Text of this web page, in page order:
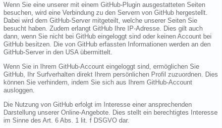
Wenn Sie eine unserer mit einem GitHub-Plugin ausgestatteten Seiten
besuchen, wird eine Verbindung zu den Servern von GitHub hergestellt.
Dabei wird dem GitHub-Server mitgeteilt, welche unserer Seiten Sie
besucht haben. Zudem erlangt GitHub Ihre IP-Adresse. Dies gilt auch
dann, wenn Sie nicht bei GitHub eingeloggt sind oder keinen Account bei
GitHub besitzen. Die von GitHub erfassten Informationen werden an den
GitHub-Server in den USA übermittelt.
Wenn Sie in Ihrem GitHub-Account eingeloggt sind, ermöglichen Sie
GitHub, Ihr Surfverhalten direkt Ihrem persönlichen Profil zuzuordnen. Dies
können Sie verhindern, indem Sie sich aus Ihrem GitHub-Account
ausloggen.
Die Nutzung von GitHub erfolgt im Interesse einer ansprechenden
Darstellung unserer Online-Angebote. Dies stellt ein berechtigtes Interesse
im Sinne des Art. 6 Abs. 1 lit. f DSGVO dar.